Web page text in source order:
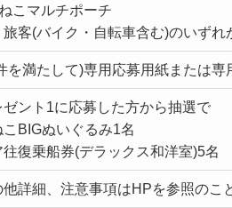
こマルチポーチ
旅客(バイク・自転車含む)のいずれ
を満たして)専用応募用紙または専
ゼント1に応募した方から抽選で
こBIGぬいぐるみ1名
往復乗船券(デラックス和洋室)5名
他詳細、注意事項はHPを参照のこ